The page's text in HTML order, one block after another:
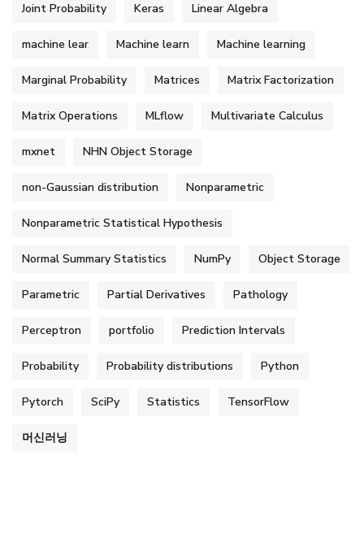
Joint Probability Keras Linear Algebra
machine lear Machine learn Machine learning
Marginal Probability Matrices Matrix Factorization
Matrix Operations MLflow Multivariate Calculus
mxnet NHN Object Storage
non-Gaussian distribution Nonparametric
Nonparametric Statistical Hypothesis
Normal Summary Statistics NumPy Object Storage
Parametric Partial Derivatives Pathology
Perceptron portfolio Prediction Intervals
Probability Probability distributions Python
Pytorch SciPy Statistics TensorFlow
머신러닝